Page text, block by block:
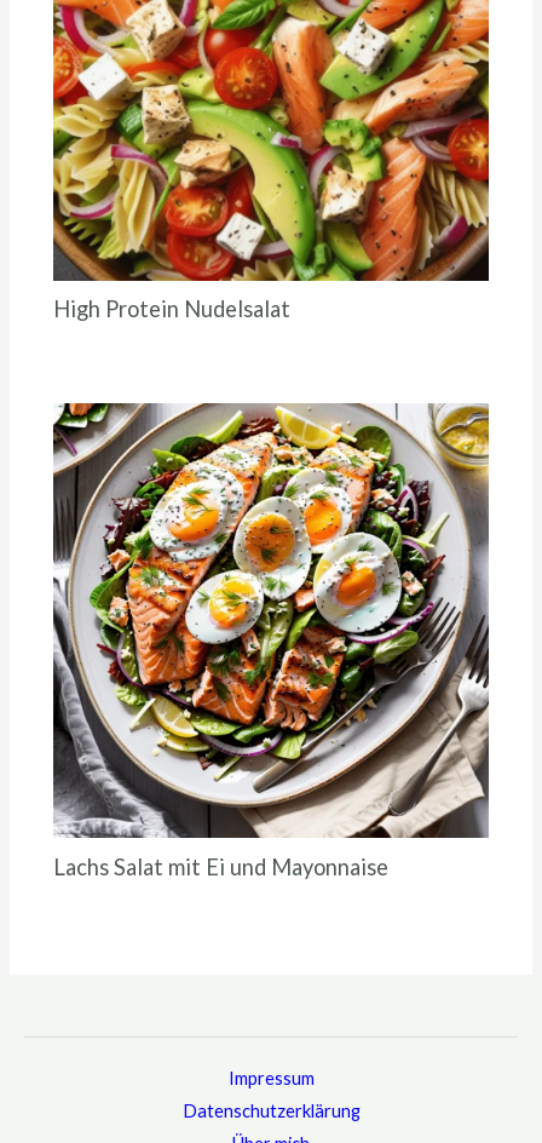
High Protein Nudelsalat
Lachs Salat mit Ei und Mayonnaise
Impressum
Datenschutzerklärung